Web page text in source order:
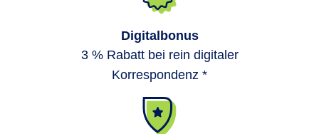
Digitalbonus
3 % Rabatt bei rein digitaler
Korrespondenz *